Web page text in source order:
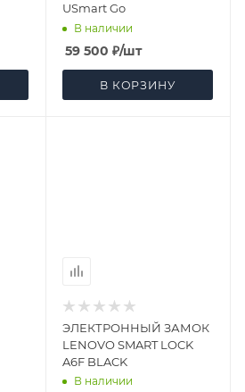
USmart Go
В наличии
59 500 ₽/шт
В КОРЗИНУ
ЭЛЕКТРОННЫЙ ЗАМОК
LENOVO SMART LOCK
A6F BLACK
В наличии